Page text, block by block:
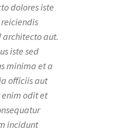
dolores iste
aut.
iste sed
minima et a
officiis aut
odit et
incidunt